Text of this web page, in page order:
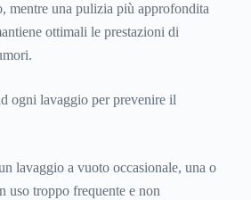
mentre una pulizia più approfondita
ottimali le prestazioni di
ogni lavaggio per prevenire il
lavaggio a vuoto occasionale, una o
uso troppo frequente e non